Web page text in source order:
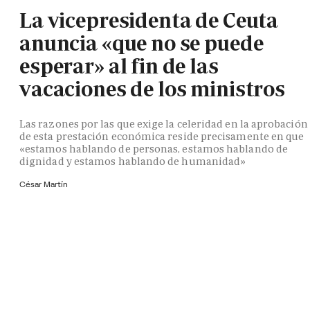
La vicepresidenta de Ceuta
anuncia «que no se puede
esperar» al fin de las
vacaciones de los ministros
Las razones por las que exige la celeridad en la aprobación
de esta prestación económica reside precisamente en que
«estamos hablando de personas, estamos hablando de
dignidad y estamos hablando de humanidad»
César Martín